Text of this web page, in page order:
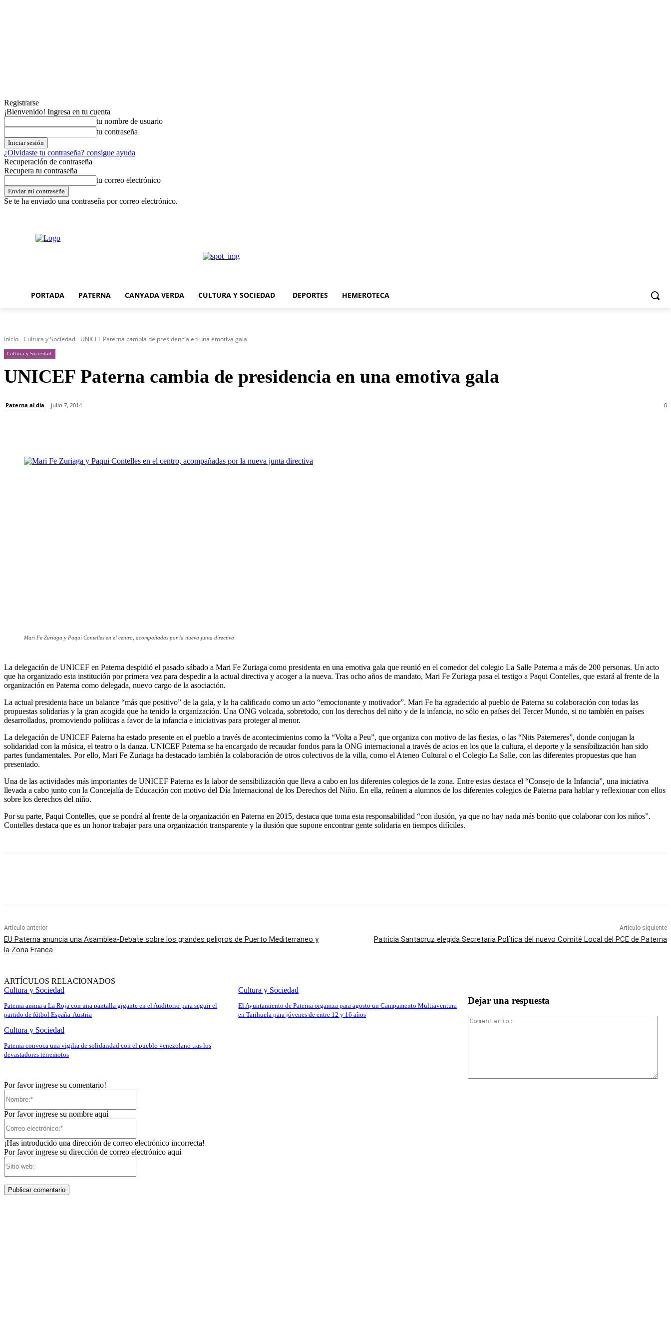
Registrarse
¡Bienvenido! Ingresa en tu cuenta
tu nombre de usuario
tu contraseña
¿Olvidaste tu contraseña? consigue ayuda
Recuperación de contraseña
Recupera tu contraseña
tu correo electrónico
Se te ha enviado una contraseña por correo electrónico.
PORTADA PATERNA CANYADA VERDA CULTURA Y SOCIEDAD DEPORTES HEMEROTECA
Inicio Cultura y Sociedad UNICEF Paterna cambia de presidencia en una emotiva gala
Cultura y Sociedad
UNICEF Paterna cambia de presidencia en una emotiva gala
Paterna al día julio 7, 2014 0
Mari Fe Zuriaga y Paqui Contelles en el centro, acompañadas por la nueva junta directiva
La delegación de UNICEF en Paterna despidió el pasado sábado a Mari Fe Zuriaga como presidenta en una emotiva gala que reunió en el comedor del colegio La Salle Paterna a más de 200 personas. Un acto
que ha organizado esta institución por primera vez para despedir a la actual directiva y acoger a la nueva. Tras ocho años de mandato, Mari Fe Zuriaga pasa el testigo a Paqui Contelles, que estará al frente de la
organización en Paterna como delegada, nuevo cargo de la asociación.
La actual presidenta hace un balance “más que positivo” de la gala, y la ha calificado como un acto “emocionante y motivador”. Mari Fe ha agradecido al pueblo de Paterna su colaboración con todas las
propuestas solidarias y la gran acogida que ha tenido la organización. Una ONG volcada, sobretodo, con los derechos del niño y de la infancia, no sólo en países del Tercer Mundo, si no también en países
desarrollados, promoviendo políticas a favor de la infancia e iniciativas para proteger al menor.
La delegación de UNICEF Paterna ha estado presente en el pueblo a través de acontecimientos como la “Volta a Peu”, que organiza con motivo de las fiestas, o las “Nits Paterneres”, donde conjugan la
solidaridad con la música, el teatro o la danza. UNICEF Paterna se ha encargado de recaudar fondos para la ONG internacional a través de actos en los que la cultura, el deporte y la sensibilización han sido
partes fundamentales. Por ello, Mari Fe Zuriaga ha destacado también la colaboración de otros colectivos de la villa, como el Ateneo Cultural o el Colegio La Salle, con las diferentes propuestas que han
presentado.
Una de las actividades más importantes de UNICEF Paterna es la labor de sensibilización que lleva a cabo en los diferentes colegios de la zona. Entre estas destaca el “Consejo de la Infancia”, una iniciativa
llevada a cabo junto con la Concejalía de Educación con motivo del Día Internacional de los Derechos del Niño. En ella, reúnen a alumnos de los diferentes colegios de Paterna para hablar y reflexionar con ellos
sobre los derechos del niño.
Por su parte, Paqui Contelles, que se pondrá al frente de la organización en Paterna en 2015, destaca que toma esta responsabilidad “con ilusión, ya que no hay nada más bonito que colaborar con los niños”.
Contelles destaca que es un honor trabajar para una organización transparente y la ilusión que supone encontrar gente solidaria en tiempos difíciles.
Artículo anterior
EU Paterna anuncia una Asamblea-Debate sobre los grandes peligros de Puerto Mediterraneo y
la Zona Franca
Artículo siguiente
Patricia Santacruz elegida Secretaria Política del nuevo Comité Local del PCE de Paterna
ARTÍCULOS RELACIONADOS
Cultura y Sociedad
Paterna anima a La Roja con una pantalla gigante en el Auditorio para seguir el
partido de fútbol España-Austria
Cultura y Sociedad
El Ayuntamiento de Paterna organiza para agosto un Campamento Multiaventura
en Tarihuela para jóvenes de entre 12 y 16 años
Cultura y Sociedad
Paterna convoca una vigilia de solidaridad con el pueblo venezolano tras los
devastadores terremotos
Dejar una respuesta
Por favor ingrese su comentario!
Por favor ingrese su nombre aquí
¡Has introducido una dirección de correo electrónico incorrecta!
Por favor ingrese su dirección de correo electrónico aquí